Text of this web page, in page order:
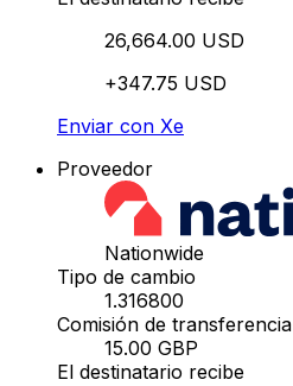
26,664.00 USD
+347.75 USD
Enviar con Xe
Proveedor
Nationwide
Tipo de cambio
1.316800
Comisión de transferencia
15.00 GBP
El destinatario recibe